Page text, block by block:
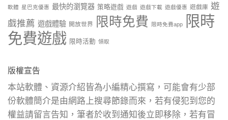
軟體 星巴克優惠 最快的瀏覽器 策略遊戲 遊戲 遊戲下載 遊戲優惠 遊戲庫 遊
戲推薦 遊戲體驗 開放世界 限時免費 限時免費app
限時
免費遊戲 限時活動 領取
版權宣告
本站軟體、資源介紹皆為小編精心撰寫，可能會有少部
份軟體簡介是由網路上搜尋節錄而來，若有侵犯到您的
權益請留言告知，筆者於收到通知後立即移除，若有冒